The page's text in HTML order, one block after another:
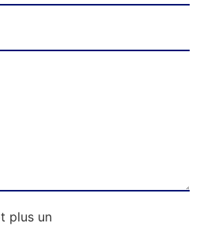
plus un